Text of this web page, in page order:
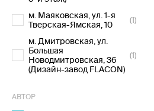
м. Маяковская, ул. 1-я
Тверская-Ямская, 10
(1)
м. Дмитровская, ул.
Большая
Новодмитровская, 36
(Дизайн-завод FLACON)
(1)
АВТОР